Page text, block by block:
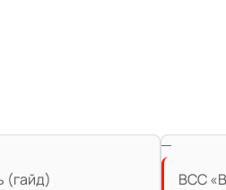
(гайд) ВСС